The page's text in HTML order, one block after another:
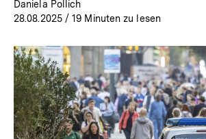
Daniela Pollich
28.08.2025/ 19 Minuten zu lesen